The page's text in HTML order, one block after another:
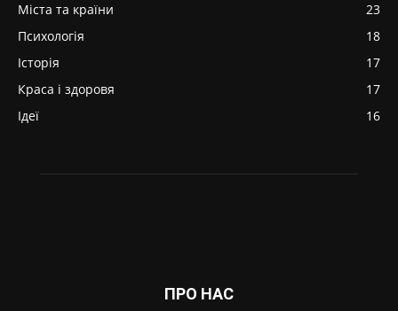
Міста та країни
23
Психологія
18
Історія
17
Краса і здоровя
17
Ідеї
16
ПРО НАС